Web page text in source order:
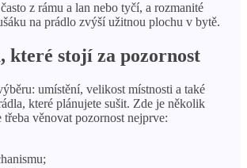
z rámu a lan nebo tyčí, a rozmanité
na prádlo zvýší užitnou plochu v bytě.
které stojí za pozornost
umístění, velikost místnosti a také
které plánujete sušit. Zde je několik
věnovat pozornost nejprve: